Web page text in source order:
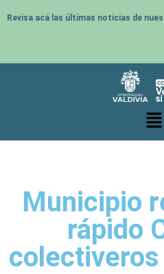
Revisa acá las últimas noticias de
Municipio
rápido